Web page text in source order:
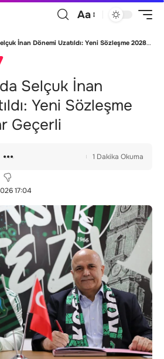
Aa
İnan Dönemi Uzatıldı: Yeni Sözleşme 2028’e Kadar Geçerli
Selçuk İnan
Yeni Sözleşme
Geçerli
17:04
1 Dakika Okuma